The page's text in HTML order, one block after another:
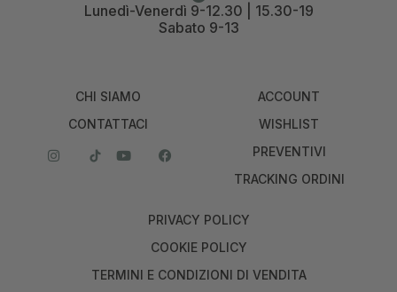
Lunedì-Venerdì 9-12.30 | 15.30-19
Sabato 9-13
CHI SIAMO
CONTATTACI
ACCOUNT
WISHLIST
PREVENTIVI
TRACKING ORDINI
PRIVACY POLICY
COOKIE POLICY
TERMINI E CONDIZIONI DI VENDITA